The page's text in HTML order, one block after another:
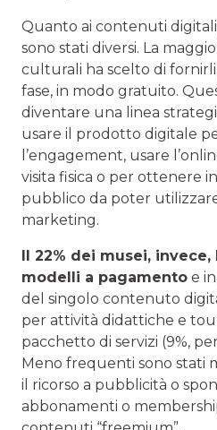
Quanto ai contenuti
sono stati diversi. La
culturali ha scelto di
fase, in modo gratuito.
diventare una linea
usare il prodotto digitale
l’engagement, usare
visita fisica o per ottenere
pubblico da poter
marketing.
Il 22% dei musei,
modelli a pagamento e
del singolo contenuto
per attività didattiche e
pacchetto di servizi (9%,
Meno frequenti sono stati
il ricorso a pubblicità o
abbonamenti o